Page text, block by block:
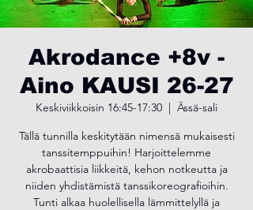
Akrodance +8v -
Aino KAUSI 26-27
Keskiviikkoisin 16:45-17:30
  |
Ässä-sali
Tällä tunnilla keskitytään nimensä mukaisesti
tanssitemppuihin! Harjoittelemme
akrobaattisia liikkeitä, kehon notkeutta ja
niiden yhdistämistä tanssikoreografioihin.
Tunti alkaa huolellisella lämmittelyllä ja